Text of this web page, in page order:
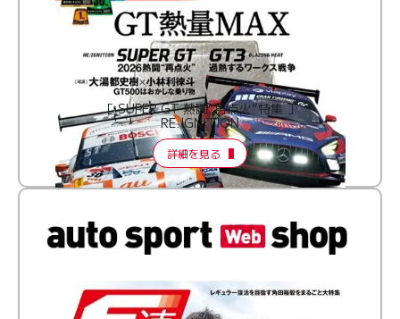
［ SUPER GT 熱闘“再点火”特集 ］
RE:IGNITION
詳細を見る